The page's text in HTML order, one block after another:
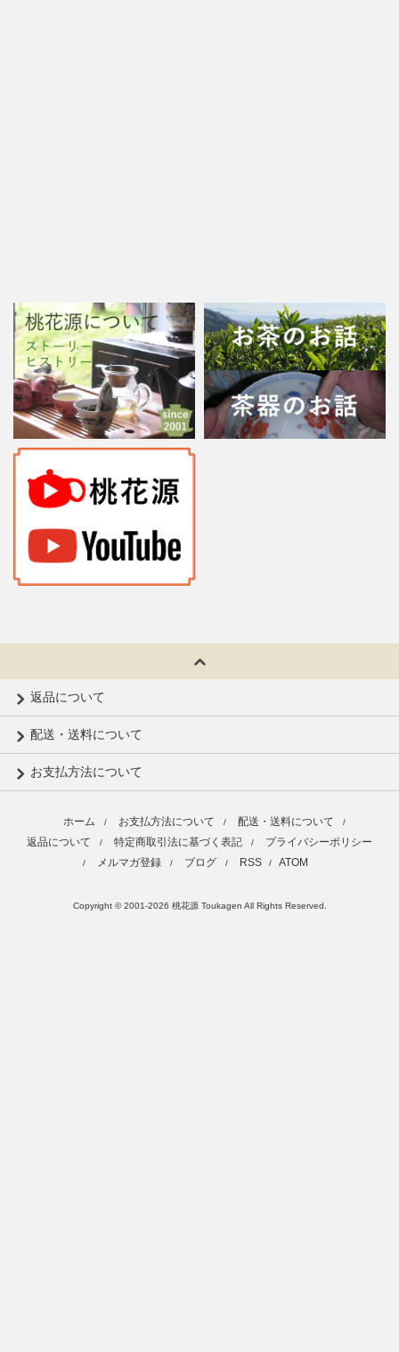
返品について
配送・送料について
お支払方法について
ホーム / お支払方法について / 配送・送料について /
返品について / 特定商取引法に基づく表記 / プライバシーポリシー
/ メルマガ登録 / ブログ / RSS / ATOM
Copyright © 2001-2026 桃花源 Toukagen All Rights Reserved.